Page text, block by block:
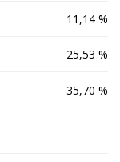
11,14 %
25,53 %
35,70 %